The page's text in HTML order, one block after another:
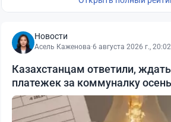
Новости
Асель Каженова·6 августа 2026 г., 20:02
Казахстанцам ответили,
платежек за коммуналку